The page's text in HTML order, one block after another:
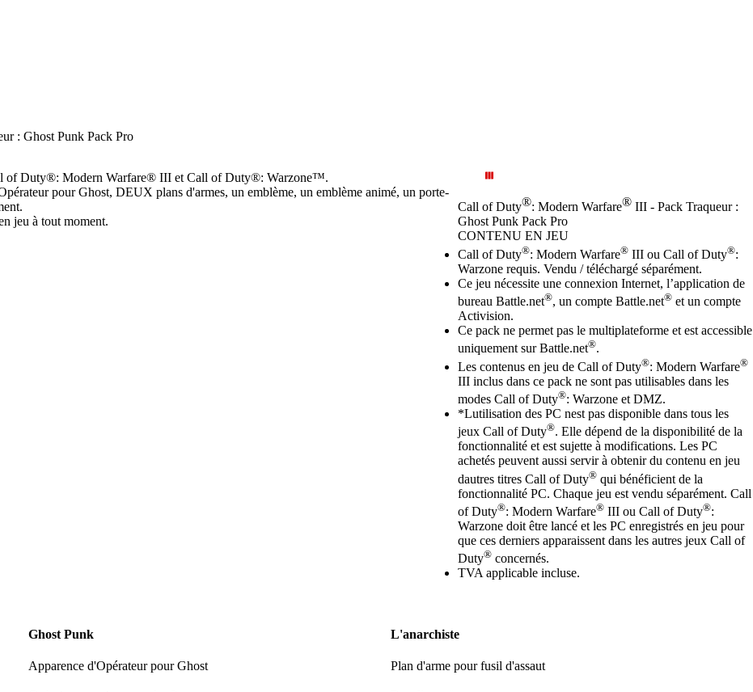
: Ghost Punk Pack Pro
Call of Duty®: Modern Warfare® III - Pack Traqueur :
Ghost Punk Pack Pro
CONTENU EN JEU
Prix
Available actions
Call of Duty®: Modern Warfare® III ou Call of Duty®:
Warzone requis. Vendu / téléchargé séparément.
Ce jeu nécessite une connexion Internet, l’application de
bureau Battle.net®, un compte Battle.net® et un compte
Activision.
Ce pack ne permet pas le multiplateforme et est accessible
uniquement sur Battle.net®.
Les contenus en jeu de Call of Duty®: Modern Warfare®
III inclus dans ce pack ne sont pas utilisables dans les
modes Call of Duty®: Warzone et DMZ.
*Lutilisation des PC nest pas disponible dans tous les
jeux Call of Duty®. Elle dépend de la disponibilité de la
fonctionnalité et est sujette à modifications. Les PC
achetés peuvent aussi servir à obtenir du contenu en jeu
dautres titres Call of Duty® qui bénéficient de la
fonctionnalité PC. Chaque jeu est vendu séparément. Call
of Duty®: Modern Warfare® III ou Call of Duty®:
Warzone doit être lancé et les PC enregistrés en jeu pour
que ces derniers apparaissent dans les autres jeux Call of
Duty® concernés.
TVA applicable incluse.
of Duty®: Modern Warfare® III et Call of Duty®: Warzone™.
pour Ghost, DEUX plans d'armes, un emblème, un emblème animé, un porte-
jeu à tout moment.
Ghost Punk
Apparence d'Opérateur pour Ghost
L'anarchiste
Plan d'arme pour fusil d'assaut